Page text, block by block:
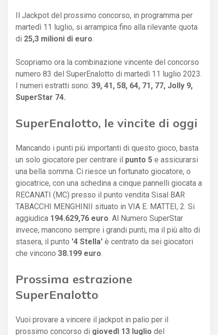
Il Jackpot del prossimo concorso, in programma per
martedì 11 luglio, si arrampica fino alla rilevante quota
di 25,3 milioni di euro
Scopriamo ora la combinazione vincente del concorso
numero 83 del SuperEnalotto di martedì 11 luglio 2023.
I numeri estratti sono: 39, 41, 58, 64, 71, 77, Jolly 9,
SuperStar 74.
SuperEnalotto, le vincite di oggi
Mancando i punti più importanti di questo gioco, basta
un solo giocatore per centrare il punto 5 e assicurarsi
una bella somma. Ci riesce un fortunato giocatore, o
giocatrice, con una schedina a cinque pannelli giocata a
RECANATI (MC) presso il punto vendita Sisal BAR
TABACCHI MENGHINII situato in VIA E. MATTEI, 2. Si
aggiudica 194.629,76 euro . Al Numero SuperStar
invece, mancono sempre i grandi punti, ma il più alto di
stasera, il punto '4 Stella' è centrato da sei giocatori
che vincono 38.199 euro
Prossima estrazione
SuperEnalotto
Vuoi provare a vincere il jackpot in palio per il
prossimo concorso di giovedì 13 luglio del